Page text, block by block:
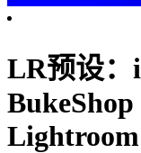
LR预设：
Lightroom